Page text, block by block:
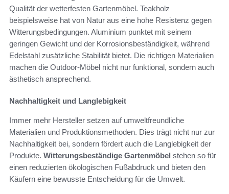
Qualität der wetterfesten Gartenmöbel. Teakholz
beispielsweise hat von Natur aus eine hohe Resistenz gegen
Witterungsbedingungen. Aluminium punktet mit seinem
geringen Gewicht und der Korrosionsbeständigkeit, während
Edelstahl zusätzliche Stabilität bietet. Die richtigen Materialien
machen die Outdoor-Möbel nicht nur funktional, sondern auch
ästhetisch ansprechend.
Nachhaltigkeit und Langlebigkeit
Immer mehr Hersteller setzen auf umweltfreundliche
Materialien und Produktionsmethoden. Dies trägt nicht nur zur
Nachhaltigkeit bei, sondern fördert auch die Langlebigkeit der
Produkte. Witterungsbeständige Gartenmöbel stehen so für
einen reduzierten ökologischen Fußabdruck und bieten den
Käufern eine bewusste Entscheidung für die Umwelt.